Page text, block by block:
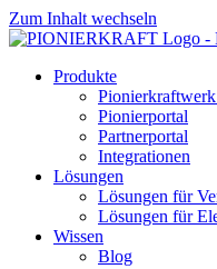
Zum Inhalt wechseln
Produkte
Pionierportal
Partnerportal
Integrationen
Lösungen
Lösungen für
Lösungen für
Wissen
Blog